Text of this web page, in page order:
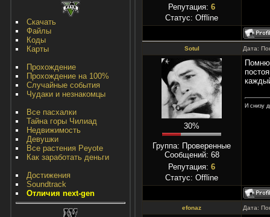
Скачать
Файлы
Коды
Карты
Прохождение
Прохождение на 100%
Случайные события
Чудаки и незнакомцы
Все пасхалки
Тайна горы Чилиад
Недвижимость
Девушки
Все растения Peyote
Как заработать деньги
Достижения
Soundtrack
Отличия next-gen
Репутация: 6
Статус: Offline
Sotul Дата:
30%
Группа: Проверенные
Сообщений: 68
Репутация: 6
Статус: Offline
Помню
И снизу
efonaz Дата: